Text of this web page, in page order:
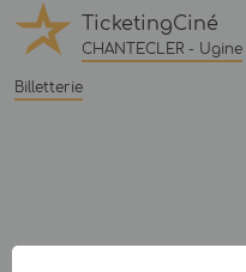
TicketingCiné
CHANTECLER - Ugine
Billetterie